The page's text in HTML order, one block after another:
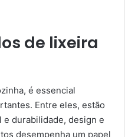
de lixeira
é essencial
Entre eles, estão
e durabilidade, design e
desempenha um papel